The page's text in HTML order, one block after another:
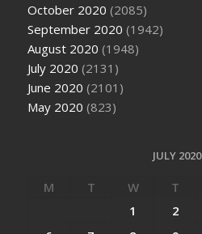
October 2020 (2085)
September 2020 (1942)
August 2020 (1948)
July 2020 (2131)
June 2020 (2101)
May 2020 (823)
JULY 2020
M T W T
1
2